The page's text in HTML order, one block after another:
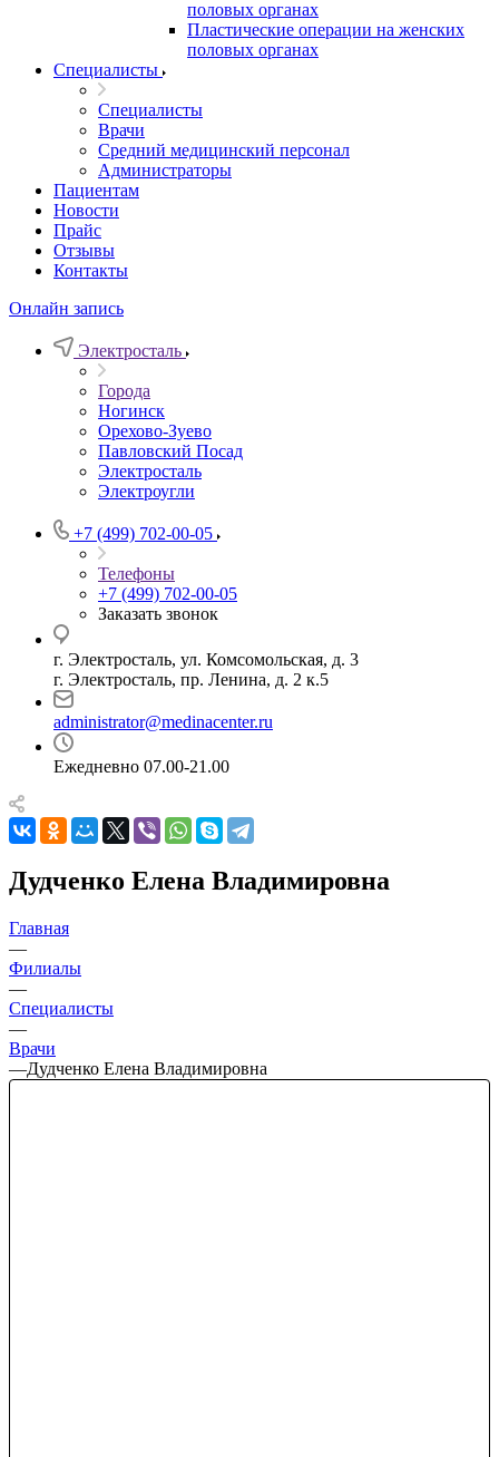
половых органах
Пластические операции на женских
половых органах
Специалисты
Специалисты
Врачи
Средний медицинский персонал
Администраторы
Пациентам
Новости
Прайс
Отзывы
Контакты
Онлайн запись
Электросталь
Города
Ногинск
Орехово-Зуево
Павловский Посад
Электросталь
Электроугли
+7 (499) 702-00-05
Телефоны
+7 (499) 702-00-05
Заказать звонок
г. Электросталь, ул. Комсомольская, д. 3
г. Электросталь, пр. Ленина, д. 2 к.5
administrator@medinacenter.ru
Ежедневно 07.00-21.00
Дудченко Елена Владимировна
Главная
—
Филиалы
—
Специалисты
—
Врачи
—Дудченко Елена Владимировна